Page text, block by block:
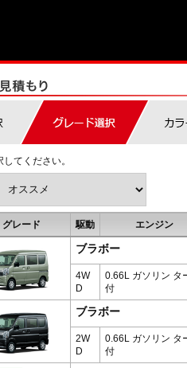
てください。
グレード 駆動 エンジン
ブラボー
4W
D
0.66L ガソリン タ
付
ブラボー
2W
D
0.66L ガソリン タ
付